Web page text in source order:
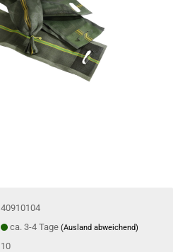
40910104
ca. 3-4 Tage(Ausland abweichend)
10